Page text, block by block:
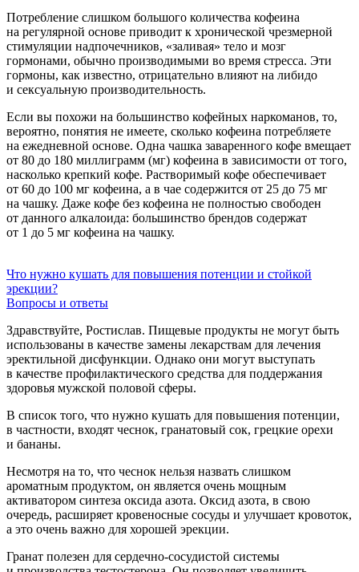
Потребление слишком большого количества кофеина
на регулярной основе приводит к хронической чрезмерной
стимуляции надпочечников, «заливая» тело и мозг
гормонами, обычно производимыми во время стресса. Эти
гормоны, как известно, отрицательно влияют на либидо
и сексуальную производительность.
Если вы похожи на большинство кофейных наркоманов, то,
вероятно, понятия не имеете, сколько кофеина потребляете
на ежедневной основе. Одна чашка заваренного кофе вмещает
от 80 до 180 миллиграмм (мг) кофеина в зависимости от того,
насколько крепкий кофе. Растворимый кофе обеспечивает
от 60 до 100 мг кофеина, а в чае содержится от 25 до 75 мг
на чашку. Даже кофе без кофеина не полностью свободен
от данного алкалоида: большинство брендов содержат
от 1 до 5 мг кофеина на чашку.
Что нужно кушать для повышения потенции и стойкой
эрекции?
Вопросы и ответы
Здравствуйте, Ростислав. Пищевые продукты не могут быть
использованы в качестве замены лекарствам для лечения
эректильной дисфункции. Однако они могут выступать
в качестве профилактического средства для поддержания
здоровья мужской половой сферы.
В список того, что нужно кушать для повышения потенции,
в частности, входят чеснок, гранатовый сок, грецкие орехи
и бананы.
Несмотря на то, что чеснок нельзя назвать слишком
ароматным продуктом, он является очень мощным
активатором синтеза оксида азота. Оксид азота, в свою
очередь, расширяет кровеносные сосуды и улучшает кровоток,
а это очень важно для хорошей эрекции.
Гранат полезен для сердечно-сосудистой системы